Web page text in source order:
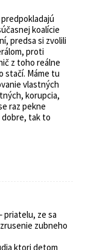
koalície
predsa si zvolili
proti
z toho reálne
stačí. Máme tu
vlastných
korupcia,
raz pekne
dobre, tak to
priatelu, ze sa
zubneho
ktori detom